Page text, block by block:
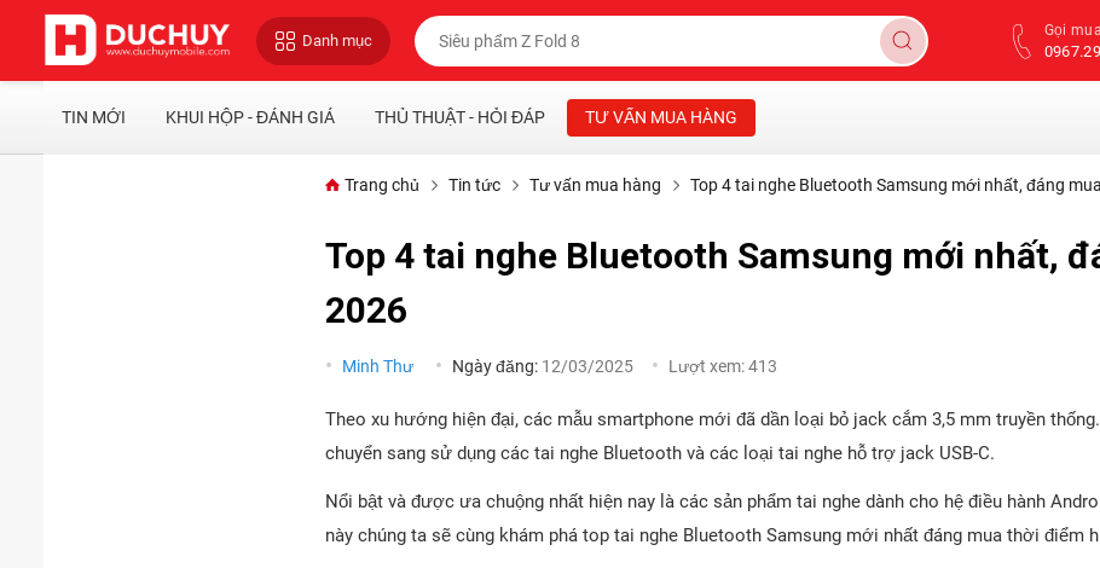
Danh mục
Gọi
TIN MỚI KHUI HỘP - ĐÁNH GIÁ THỦ THUẬT - HỎI ĐÁP TƯ VẤN MUA HÀNG
Trang chủ Tin tức Tư vấn mua hàng Top 4 tai nghe Bluetooth Samsung mới nhất, đáng
Top 4 tai nghe Bluetooth Samsung mới nhất,
2026
Minh Thư Ngày đăng: 12/03/2025 Lượt xem:413
Theo xu hướng hiện đại, các mẫu smartphone mới đã dần loại bỏ jack cắm 3,5 mm truyền
chuyển sang sử dụng các tai nghe Bluetooth và các loại tai nghe hỗ trợ jack USB-C.
Nổi bật và được ưa chuộng nhất hiện nay là các sản phẩm tai nghe dành cho hệ điều hành
này chúng ta sẽ cùng khám phá top tai nghe Bluetooth Samsung mới nhất đáng mua thời điểm